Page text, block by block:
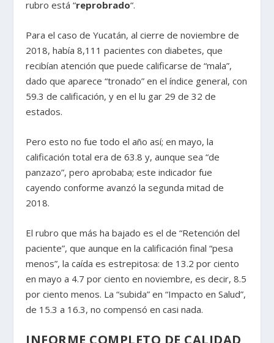
rubro está “reprobrado“.
Para el caso de Yucatán, al cierre de noviembre de
2018, había 8,111 pacientes con diabetes, que
recibían atención que puede calificarse de “mala”,
dado que aparece “tronado” en el índice general, con
59.3 de calificación, y en el lu gar 29 de 32 de
estados.
Pero esto no fue todo el año así; en mayo, la
calificación total era de 63.8 y, aunque sea “de
panzazo”, pero aprobaba; este indicador fue
cayendo conforme avanzó la segunda mitad de
2018.
El rubro que más ha bajado es el de “Retención del
paciente”, que aunque en la calificación final “pesa
menos”, la caída es estrepitosa: de 13.2 por ciento
en mayo a 4.7 por ciento en noviembre, es decir, 8.5
por ciento menos. La “subida” en “Impacto en Salud”,
de 15.3 a 16.3, no compensó en casi nada.
INFORME COMPLETO DE CALIDAD